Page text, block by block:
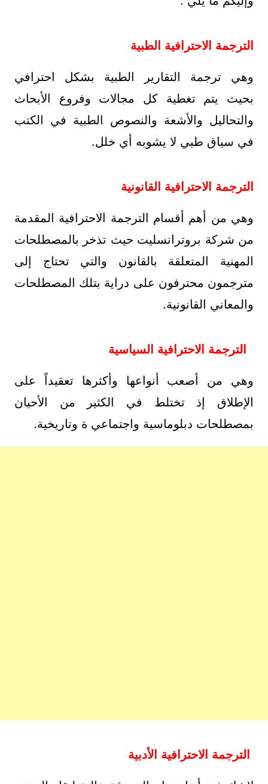
الترجمة الاحترافية الطبية
وهي ترجمة التقارير الطبية بشكل احترافي
بحيث يتم تغطية كل مجالات وفروع الأبحاث
والتحاليل والأشعة والنصوص الطبية في الكتب
في سياق طبي لا يشوبه أي خلل.
الترجمة الاحترافية القانونية
وهي من أهم أقسام الترجمة الاحترافية المقدمة
من شركة بروترانسليت حيث تذخر بالمصطلحات
المهنية المتعلقة بالقانون والتي تحتاج إلى
مترجمون محترفون على دراية بتلك المصطلحات
والمعاني القانونية.
الترجمة الاحترافية السياسية
وهي من أصعب أنواعها وأكثرها تعقيداً على
الإطلاق إذ تختلط في الكثير من الأحيان
بمصطلحات دبلوماسية واجتماعي ة وتاريخية.
الترجمة الاحترافية الأدبية